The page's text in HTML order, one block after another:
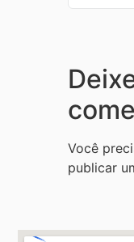
Você
publicar